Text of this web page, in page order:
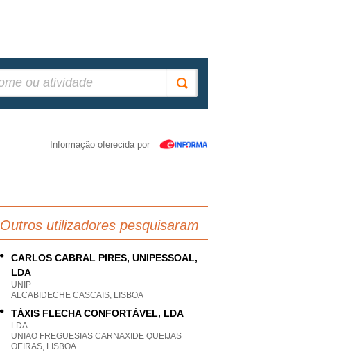
Informação oferecida por
Outros utilizadores pesquisaram
CARLOS CABRAL PIRES, UNIPESSOAL,
LDA
UNIP
ALCABIDECHE CASCAIS, LISBOA
TÁXIS FLECHA CONFORTÁVEL, LDA
LDA
UNIAO FREGUESIAS CARNAXIDE QUEIJAS
OEIRAS, LISBOA